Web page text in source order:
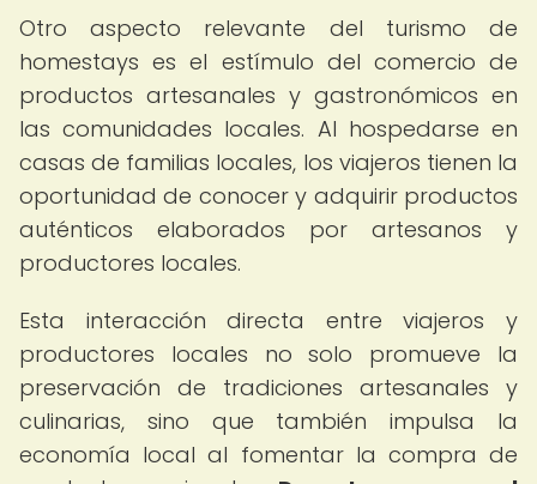
Otro aspecto relevante del turismo de
homestays es el estímulo del comercio de
productos artesanales y gastronómicos en
las comunidades locales. Al hospedarse en
casas de familias locales, los viajeros tienen la
oportunidad de conocer y adquirir productos
auténticos elaborados por artesanos y
productores locales.
Esta interacción directa entre viajeros y
productores locales no solo promueve la
preservación de tradiciones artesanales y
culinarias, sino que también impulsa la
economía local al fomentar la compra de